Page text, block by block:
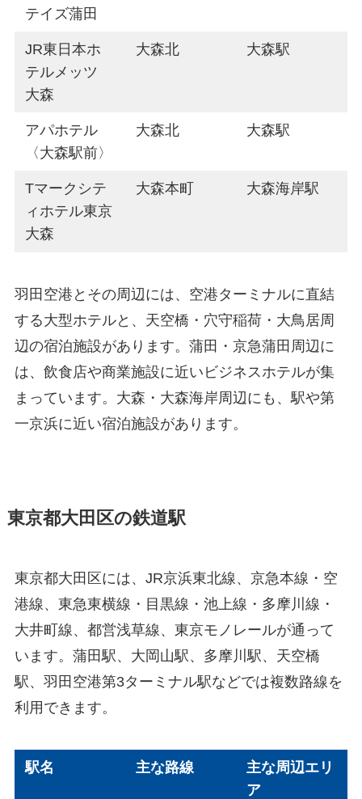
テイズ蒲田
JR東日本ホ
テルメッツ
大森
大森北 大森駅
アパホテル
〈大森駅前〉
大森北 大森駅
Tマークシテ
ィホテル東京
大森
大森本町 大森海岸駅
羽田空港とその周辺には、空港ターミナルに直結
する大型ホテルと、天空橋・穴守稲荷・大鳥居周
辺の宿泊施設があります。蒲田・京急蒲田周辺に
は、飲食店や商業施設に近いビジネスホテルが集
まっています。大森・大森海岸周辺にも、駅や第
一京浜に近い宿泊施設があります。
東京都大田区の鉄道駅
東京都大田区には、JR京浜東北線、京急本線・空
港線、東急東横線・目黒線・池上線・多摩川線・
大井町線、都営浅草線、東京モノレールが通って
います。蒲田駅、大岡山駅、多摩川駅、天空橋
駅、羽田空港第3ターミナル駅などでは複数路線を
利用できます。
駅名 主な路線
主な周辺エリ
ア